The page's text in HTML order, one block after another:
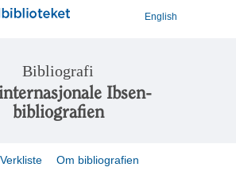
English
Bibliografi
Ibsen-
bibliografien
Verkliste Om bibliografien